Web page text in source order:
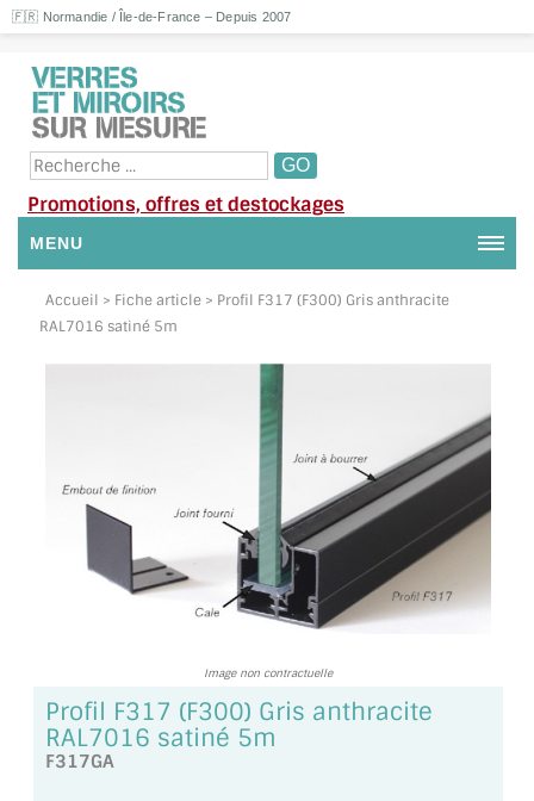
🇫🇷 Normandie / Île-de-France – Depuis 2007
Promotions, offres et destockages
MENU
NOUS CONTACTER
SUIVI DE COMMANDE
TOUS LES TARIFS AU M2
GUIDE : CHOIX PAR UTILISATION
AMBIANCE LAITON BROSSÉ
MIROIRS VIEILLIS AMBIANCE BRASSERIE
Accueil > Fiche article > Profil F317 (F300) Gris anthracite
RAL7016 satiné 5m
Image non contractuelle
Profil F317 (F300) Gris anthracite
RAL7016 satiné 5m
F317GA